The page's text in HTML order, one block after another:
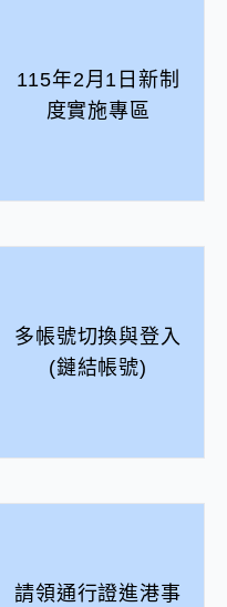
115年2月1日新制
度實施專區
多帳號切換與登入
(鏈結帳號)
請領通行證進港事